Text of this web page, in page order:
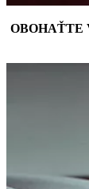
OBOHAŤTE